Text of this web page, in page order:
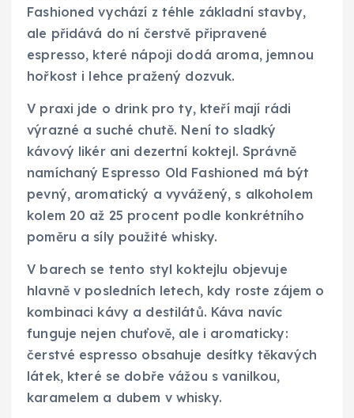
Fashioned vychází z téhle základní stavby,
ale přidává do ní čerstvě připravené
espresso, které nápoji dodá aroma, jemnou
hořkost i lehce pražený dozvuk.
V praxi jde o drink pro ty, kteří mají rádi
výrazné a suché chutě. Není to sladký
kávový likér ani dezertní koktejl. Správně
namíchaný Espresso Old Fashioned má být
pevný, aromatický a vyvážený, s alkoholem
kolem 20 až 25 procent podle konkrétního
poměru a síly použité whisky.
V barech se tento styl koktejlu objevuje
hlavně v posledních letech, kdy roste zájem o
kombinaci kávy a destilátů. Káva navíc
funguje nejen chuťově, ale i aromaticky:
čerstvé espresso obsahuje desítky těkavých
látek, které se dobře vážou s vanilkou,
karamelem a dubem v whisky.